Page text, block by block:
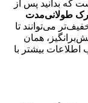
که بدانید پس از
طولانی‌مدت
می‌توانند تا
همان
برای کسب اطلاعات بیشتر با